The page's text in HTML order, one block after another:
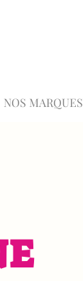
NOS MARQUES